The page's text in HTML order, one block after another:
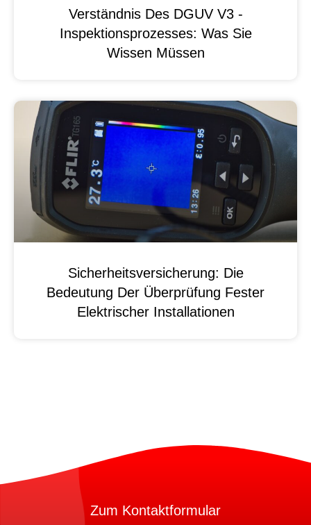
Verständnis Des DGUV V3 -
Inspektionsprozesses: Was Sie
Wissen Müssen
Sicherheitsversicherung: Die
Bedeutung Der Überprüfung Fester
Elektrischer Installationen
Zum Kontaktformular